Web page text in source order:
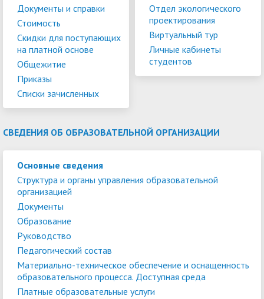
Документы и справки
Стоимость
Скидки для поступающих
на платной основе
Общежитие
Приказы
Списки зачисленных
Отдел экологического
проектирования
Виртуальный тур
Личные кабинеты
студентов
СВЕДЕНИЯ ОБ ОБРАЗОВАТЕЛЬНОЙ ОРГАНИЗАЦИИ
Основные сведения
Структура и органы управления образовательной
организацией
Документы
Образование
Руководство
Педагогический состав
Материально-техническое обеспечение и оснащенность
образовательного процесса. Доступная среда
Платные образовательные услуги